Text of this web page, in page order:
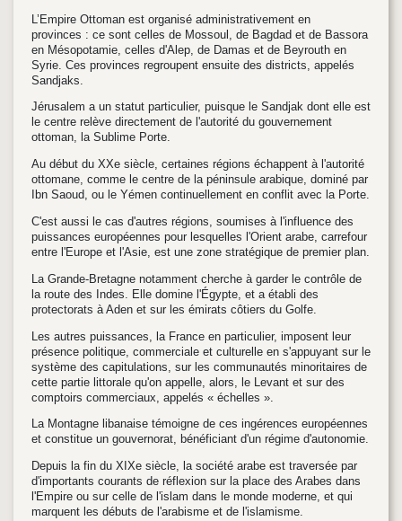
L’Empire Ottoman est organisé administrativement en
provinces : ce sont celles de Mossoul, de Bagdad et de Bassora
en Mésopotamie, celles d'Alep, de Damas et de Beyrouth en
Syrie. Ces provinces regroupent ensuite des districts, appelés
Sandjaks.
Jérusalem a un statut particulier, puisque le Sandjak dont elle est
le centre relève directement de l'autorité du gouvernement
ottoman, la Sublime Porte.
Au début du XXe siècle, certaines régions échappent à l'autorité
ottomane, comme le centre de la péninsule arabique, dominé par
Ibn Saoud, ou le Yémen continuellement en conflit avec la Porte.
C'est aussi le cas d'autres régions, soumises à l'influence des
puissances européennes pour lesquelles l'Orient arabe, carrefour
entre l'Europe et l'Asie, est une zone stratégique de premier plan.
La Grande-Bretagne notamment cherche à garder le contrôle de
la route des Indes. Elle domine l'Égypte, et a établi des
protectorats à Aden et sur les émirats côtiers du Golfe.
Les autres puissances, la France en particulier, imposent leur
présence politique, commerciale et culturelle en s'appuyant sur le
système des capitulations, sur les communautés minoritaires de
cette partie littorale qu'on appelle, alors, le Levant et sur des
comptoirs commerciaux, appelés « échelles ».
La Montagne libanaise témoigne de ces ingérences européennes
et constitue un gouvernorat, bénéficiant d'un régime d'autonomie.
Depuis la fin du XIXe siècle, la société arabe est traversée par
d'importants courants de réflexion sur la place des Arabes dans
l'Empire ou sur celle de l'islam dans le monde moderne, et qui
marquent les débuts de l'arabisme et de l'islamisme.